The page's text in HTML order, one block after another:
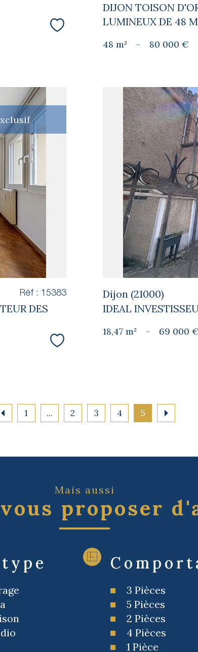
Sélectionner
DIJON TOISON
LUMINEUX DE 48
48 m² - 80 000 €
DES
Réf : 15383
Sélectionner
Dijon (21000)
IDEAL
18,47 m² - 69 000 €
1 ... 2 3 4 5
Mais aussi
proposer
3 Pièces
5 Pièces
2 Pièces
4 Pièces
1 Pièce